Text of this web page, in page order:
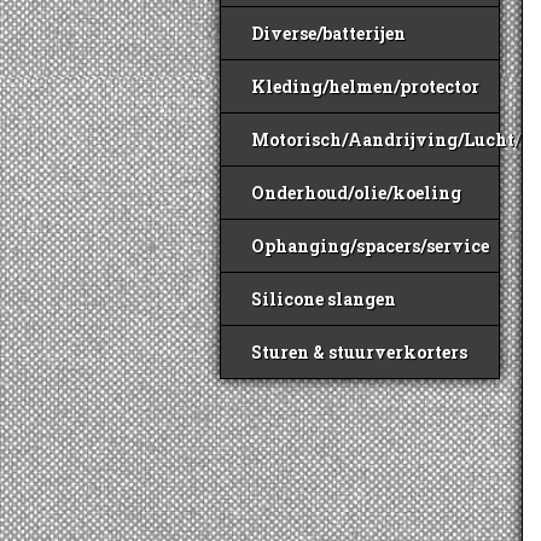
Diverse/batterijen
Kleding/helmen/protector
Motorisch/Aandrijving/Lucht/
Onderhoud/olie/koeling
Ophanging/spacers/service
Silicone slangen
Sturen & stuurverkorters